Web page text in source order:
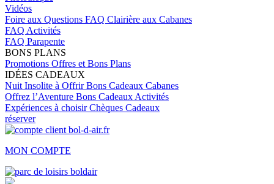
Vidéos
Foire aux Questions FAQ Clairière aux Cabanes
FAQ Activités
FAQ Parapente
BONS PLANS
Promotions Offres et Bons Plans
IDÉES CADEAUX
Nuit Insolite à OffrirBons Cadeaux Cabanes
Offrez l’Aventure Bons Cadeaux Activités
Expériences à choisirChèques Cadeaux
réserver
MON COMPTE